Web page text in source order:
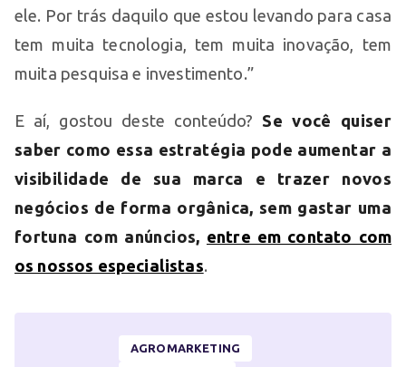
ele. Por trás daquilo que estou levando para casa
tem muita tecnologia, tem muita inovação, tem
muita pesquisa e investimento.”
E aí, gostou deste conteúdo? Se você quiser
saber como essa estratégia pode aumentar a
visibilidade de sua marca e trazer novos
negócios de forma orgânica, sem gastar uma
fortuna com anúncios, entre em contato com
os nossos especialistas.
AGROMARKETING